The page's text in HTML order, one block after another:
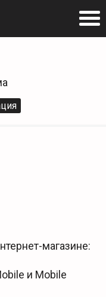
магазине:
и Mobile